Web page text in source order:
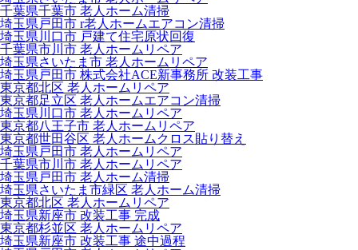
千葉県千葉市 老人ホーム清掃
埼玉県戸田市 r老人ホームエアコン清掃
埼玉県川口市 戸建て住宅原状回復
千葉県市川市 老人ホームリペア
埼玉県さいたま市 老人ホームリペア
埼玉県戸田市 株式会社ACE新事務所 改装工事
東京都北区 老人ホームリペア
東京都足立区 老人ホームエアコン清掃
埼玉県川口市 老人ホームリペア
東京都八王子市 老人ホームリペア
東京都世田谷区 老人ホームクロス貼り替え
埼玉県戸田市 老人ホームリペア
千葉県市川市 老人ホームリペア
埼玉県戸田市 老人ホーム清掃
埼玉県さいたま市緑区 老人ホーム清掃
東京都北区 老人ホームリペア
埼玉県新座市 改装工事 完成
東京都杉並区 老人ホームリペア
埼玉県新座市 改装工事 途中過程